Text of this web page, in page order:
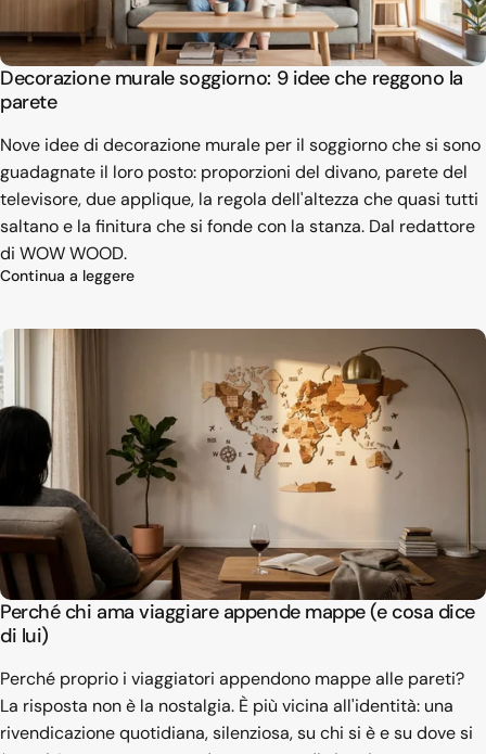
Decorazione murale soggiorno: 9 idee che reggono la
parete
Nove idee di decorazione murale per il soggiorno che si sono
guadagnate il loro posto: proporzioni del divano, parete del
televisore, due applique, la regola dell'altezza che quasi tutti
saltano e la finitura che si fonde con la stanza. Dal redattore
di WOW WOOD.
Continua a leggeresu Decorazione murale soggiorno: 9 idee che
Perché chi ama viaggiare appende mappe (e cosa dice
di lui)
Perché proprio i viaggiatori appendono mappe alle pareti?
La risposta non è la nostalgia. È più vicina all'identità: una
rivendicazione quotidiana, silenziosa, su chi si è e su dove si